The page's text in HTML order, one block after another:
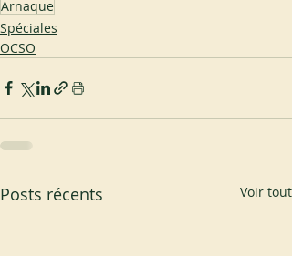
Arnaque
Spéciales
OCSO
Posts récents Voir tout